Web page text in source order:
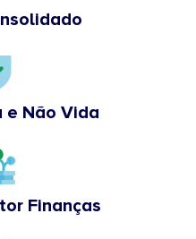
e Não Vida
Finanças